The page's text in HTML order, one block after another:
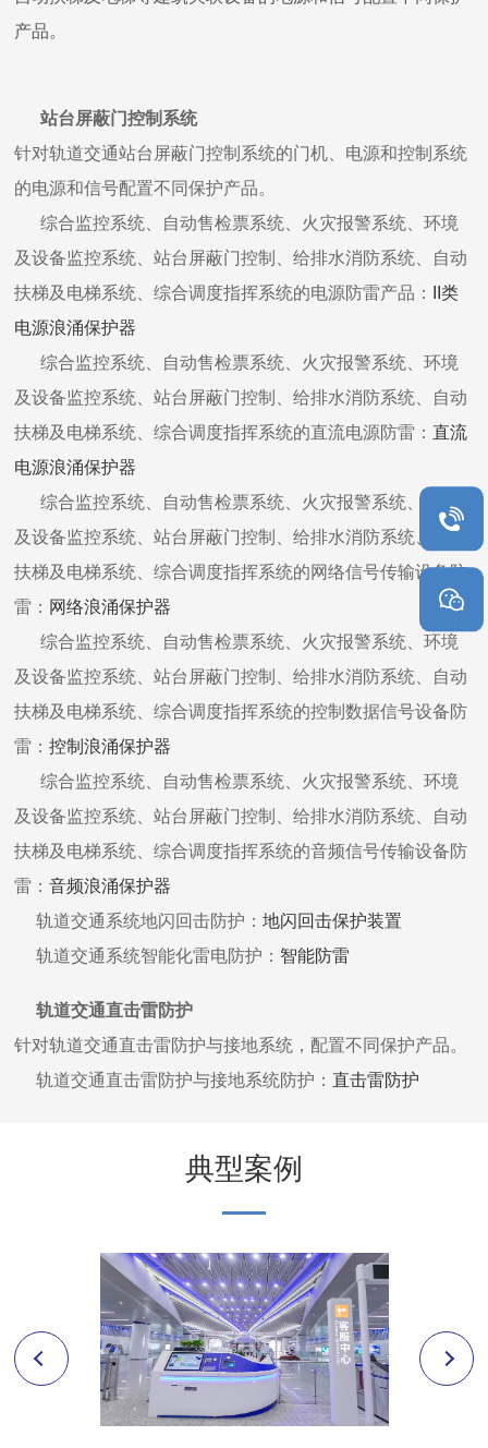
产品。
站台屏蔽门控制系统
针对轨道交通站台屏蔽门控制系统的门机、电源和控制系统
的电源和信号配置不同保护产品。
综合监控系统、自动售检票系统、火灾报警系统、环境
及设备监控系统、站台屏蔽门控制、给排水消防系统、自动
扶梯及电梯系统、综合调度指挥系统的电源防雷产品：
II类
电源浪涌保护器
综合监控系统、自动售检票系统、火灾报警系统、环境
及设备监控系统、站台屏蔽门控制、给排水消防系统、自动
扶梯及电梯系统、综合调度指挥系统的直流电源防雷： 直流
电源浪涌保护器
综合监控系统、自动售检票系统、火灾报警系统、环境
及设备监控系统、站台屏蔽门控制、给排水消防系统、自动
扶梯及电梯系统、综合调度指挥系统的网络信号传输设备防
雷： 网络浪涌保护器
综合监控系统、自动售检票系统、火灾报警系统、环境
及设备监控系统、站台屏蔽门控制、给排水消防系统、自动
扶梯及电梯系统、综合调度指挥系统的控制数据信号设备防
雷：控制浪涌保护器
综合监控系统、自动售检票系统、火灾报警系统、环境
及设备监控系统、站台屏蔽门控制、给排水消防系统、自动
扶梯及电梯系统、综合调度指挥系统的音频信号传输设备防
雷：音频浪涌保护器
轨道交通系统地闪回击防护：地闪回击保护装置
轨道交通系统智能化雷电防护： 智能防雷
轨道交通直击雷防护
针对轨道交通直击雷防护与接地系统，配置不同保护产品。
轨道交通直击雷防护与接地系统防护： 直击雷防护
典型案例